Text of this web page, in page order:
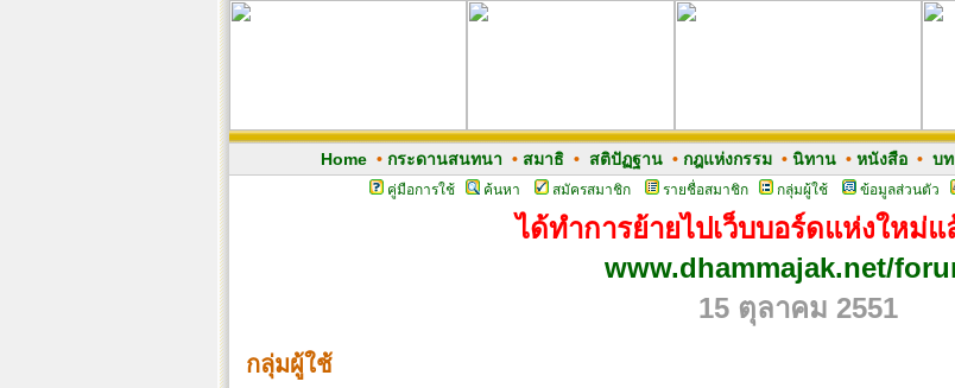
Home• กระดานสนทนา • สมาธิ• สติปัฏฐาน• กฎแห่งกรรม• นิทาน• หนังสือ• บ
คู่มือการใช้ ค้นหา สมัครสมาชิก รายชื่อสมาชิก กลุ่มผู้ใช้ ข้อมูลส่วนตัว
ได้ทำการย้ายไปเว็บบอร์ดแห่งใหม่
www.dhammajak.net/
15 ตุลาคม 2551
กลุ่มผู้ใช้